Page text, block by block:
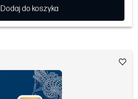
Dodaj do koszyka